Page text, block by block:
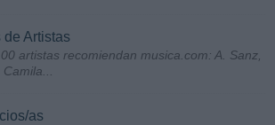
de Artistas
artistas recomiendan musica.com: A. Sanz,
as